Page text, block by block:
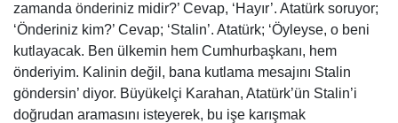
zamanda önderiniz midir?’ Cevap, ‘Hayır’. Atatürk soruyor;
‘Önderiniz kim?’ Cevap; ‘Stalin’. Atatürk; ‘Öyleyse, o beni
kutlayacak. Ben ülkemin hem Cumhurbaşkanı, hem
önderiyim. Kalinin değil, bana kutlama mesajını Stalin
göndersin’ diyor. Büyükelçi Karahan, Atatürk’ün Stalin’i
doğrudan aramasını isteyerek, bu işe karışmak